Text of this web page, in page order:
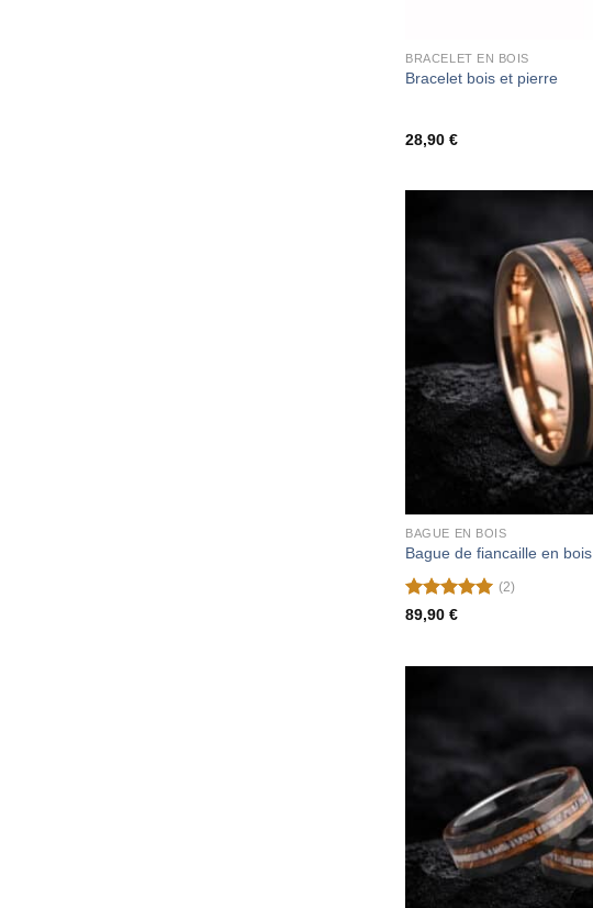
BRACELET EN BOIS
Bracelet bois et pierre
28,90€
BAGUE EN BOIS
Bague de fiancaille en bois
Note 5sur
(2)
89,90€